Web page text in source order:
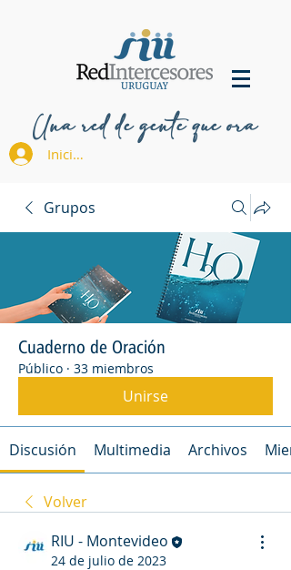
Una red de gente que ora
Iniciar sesión
Grupos
Cuaderno de Oración
Público · 33 miembros
Unirse
Discusión Multimedia Archivos
Volver
RIU - Montevideo
24 de julio de 2023